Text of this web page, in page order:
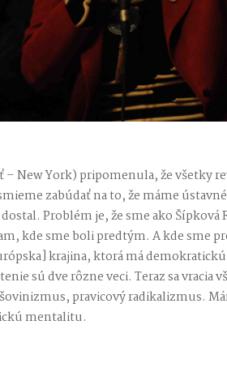
– New York) pripomenula, že všetky
zabúdať na to, že máme
Problém je, že sme ako
kde sme boli predtým. A kde sme
krajina, ktorá má
sú dve rôzne veci. Teraz sa vracia
pravicový radikalizmus.
mentalitu.